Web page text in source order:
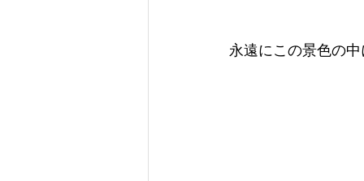
永遠にこの景色の中